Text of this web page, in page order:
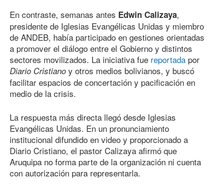
En contraste, semanas antes Edwin Calizaya,
presidente de Iglesias Evangélicas Unidas y miembro
de ANDEB, había participado en gestiones orientadas
a promover el diálogo entre el Gobierno y distintos
sectores movilizados. La iniciativa fue reportada por
Diario Cristiano y otros medios bolivianos, y buscó
facilitar espacios de concertación y pacificación en
medio de la crisis.
La respuesta más directa llegó desde Iglesias
Evangélicas Unidas. En un pronunciamiento
institucional difundido en video y proporcionado a
Diario Cristiano, el pastor Calizaya afirmó que
Aruquipa no forma parte de la organización ni cuenta
con autorización para representarla.